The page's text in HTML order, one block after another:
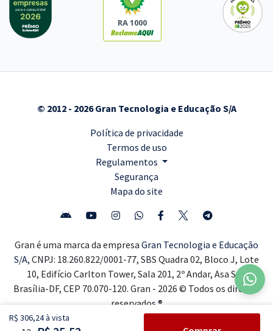
R$ 306,24 à vista
RA 1000
© 2012 - 2026 Gran Tecnologia e Educação S/A
Política de privacidade
Termos de uso
Regulamentos
Segurança
Mapa do site
Gran é uma marca da empresa Gran Tecnologia e Educação
S/A, CNPJ: 18.260.822/0001-77, SBS Quadra 02, Bloco J, Lote
10, Edifício Carlton Tower, Sala 201, 2º Andar, Asa Sul,
Brasília-DF, CEP 70.070-120. Gran - 2026 © Todos os direitos
reservados ®